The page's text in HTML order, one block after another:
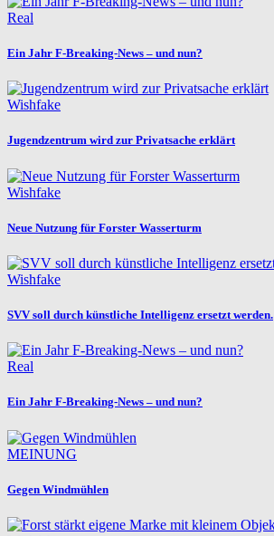
Real
Ein Jahr F-Breaking-News – und nun?
Wishfake
Jugendzentrum wird zur Privatsache erklärt
Wishfake
Neue Nutzung für Forster Wasserturm
Wishfake
SVV soll durch künstliche Intelligenz ersetzt werden.
Real
Ein Jahr F-Breaking-News – und nun?
MEINUNG
Gegen Windmühlen